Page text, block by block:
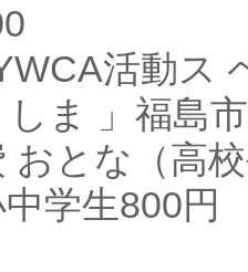
活動ス
しま 」福島
おとな（高
中学生800円